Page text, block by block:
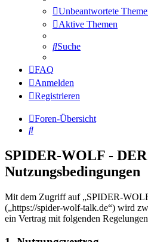
Unbeantwortete
Aktive Themen
Suche
FAQ
Anmelden
Registrieren
Foren-Übersicht
Suche
SPIDER-WOLF -
Nutzungsbedingungen
Mit dem Zugriff auf „SPIDER-
(„https://spider-wolf-talk.de“) wird
ein Vertrag mit folgenden